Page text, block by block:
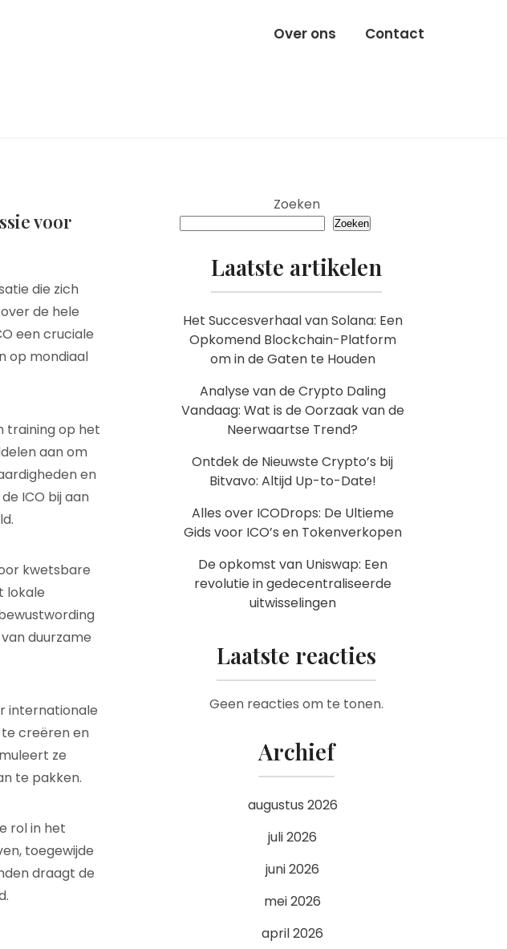
Over ons Contact
voor
die zich
de hele
een cruciale
op mondiaal
training op het
aan om
en
ICO bij aan
kwetsbare
lokale
duurzame
internationale
creëren en
ze
te pakken.
rol in het
toegewijde
draagt de
Zoeken
Zoeken
Laatste artikelen
Het Succesverhaal van Solana: Een
Opkomend Blockchain-Platform
om in de Gaten te Houden
Analyse van de Crypto Daling
Vandaag: Wat is de Oorzaak van de
Neerwaartse Trend?
Ontdek de Nieuwste Crypto’s bij
Bitvavo: Altijd Up-to-Date!
Alles over ICODrops: De Ultieme
Gids voor ICO’s en Tokenverkopen
De opkomst van Uniswap: Een
revolutie in gedecentraliseerde
uitwisselingen
Laatste reacties
Geen reacties om te tonen.
Archief
augustus 2026
juli 2026
juni 2026
mei 2026
april 2026